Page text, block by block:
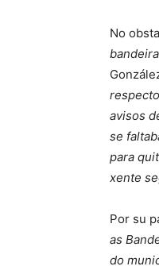
No
avisos
se
para
xente
Por su
as
do